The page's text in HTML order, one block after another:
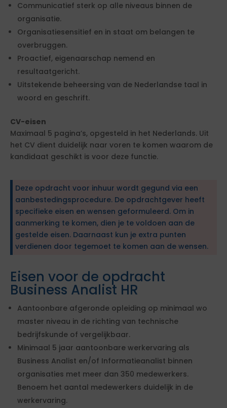
Communicatief sterk op alle niveaus binnen de
organisatie.
Organisatiesensitief en in staat om belangen te
overbruggen.
Proactief, eigenaarschap nemend en
resultaatgericht.
Uitstekende beheersing van de Nederlandse taal in
woord en geschrift.
CV-eisen
Maximaal 5 pagina’s, opgesteld in het Nederlands. Uit
het CV dient duidelijk naar voren te komen waarom de
kandidaat geschikt is voor deze functie.
Deze opdracht voor inhuur wordt gegund via een
aanbestedingsprocedure. De opdrachtgever heeft
specifieke eisen en wensen geformuleerd. Om in
aanmerking te komen, dien je te voldoen aan de
gestelde eisen. Daarnaast kun je extra punten
verdienen door tegemoet te komen aan de wensen.
Eisen voor de opdracht
Business Analist HR
Aantoonbare afgeronde opleiding op minimaal wo
master niveau in de richting van technische
bedrijfskunde of vergelijkbaar.
Minimaal 5 jaar aantoonbare werkervaring als
Business Analist en/of Informatieanalist binnen
organisaties met meer dan 350 medewerkers.
Benoem het aantal medewerkers duidelijk in de
werkervaring.